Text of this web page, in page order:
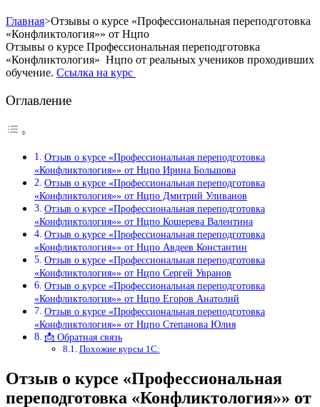
Главная>Отзывы о курсе «Профессиональная переподготовка
«Конфликтология»» от Нцпо
Отзывы о курсе Профессиональная переподготовка
«Конфликтология» Нцпо от реальных учеников проходивших
обучение. Ссылка на курс
Оглавление
Отзыв о курсе «Профессиональная переподготовка
«Конфликтология»» от Нцпо Ирина Большова
Отзыв о курсе «Профессиональная переподготовка
«Конфликтология»» от Нцпо Дмитрий Уливанов
Отзыв о курсе «Профессиональная переподготовка
«Конфликтология»» от Нцпо Кошерева Валентина
Отзыв о курсе «Профессиональная переподготовка
«Конфликтология»» от Нцпо Авдеев Константин
Отзыв о курсе «Профессиональная переподготовка
«Конфликтология»» от Нцпо Сергей Увранов
Отзыв о курсе «Профессиональная переподготовка
«Конфликтология»» от Нцпо Егоров Анатолий
Отзыв о курсе «Профессиональная переподготовка
«Конфликтология»» от Нцпо Степанова Юлия
📩 Обратная связь
Похожие курсы 1С:
Отзыв о курсе «Профессиональная
переподготовка «Конфликтология»» от